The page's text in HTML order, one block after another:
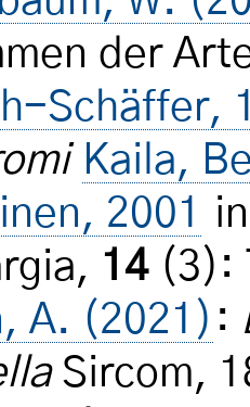
der
Schäffer,
Kaila,
2001
14(3):
A. (2021) :
Sircom,